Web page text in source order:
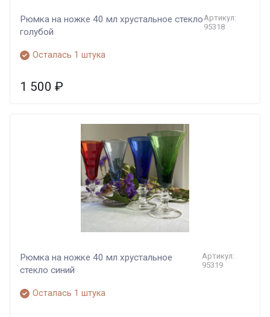
Рюмка на ножке 40 мл хрустальное стекло
голубой
Артикул:
95318
Осталась 1 штука
1 500 ₽
Рюмка на ножке 40 мл хрустальное
стекло синий
Артикул:
95319
Осталась 1 штука